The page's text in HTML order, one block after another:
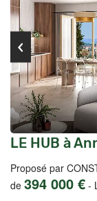
LE HUB à
Proposé par
de 394 000 € -